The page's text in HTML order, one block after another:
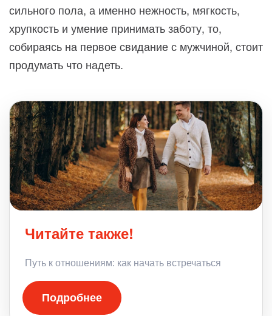
сильного пола, а именно нежность, мягкость,
хрупкость и умение принимать заботу, то,
собираясь на первое свидание с мужчиной, стоит
продумать что надеть.
Читайте также!
Путь к отношениям: как начать встречаться
Подробнее